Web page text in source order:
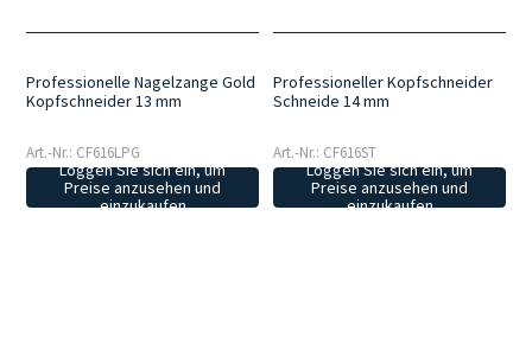
Professionelle Nagelzange Gold
Kopfschneider 13 mm
Art.-Nr.: CF616LPG
Loggen Sie sich ein, um
Preise anzusehen und
einzukaufen
Professioneller Kopfschneider
Schneide 14 mm
Art.-Nr.: CF616ST
Loggen Sie sich ein, um
Preise anzusehen und
einzukaufen